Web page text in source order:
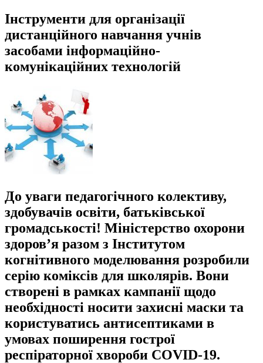
Інструменти для організації
дистанційного навчання учнів
засобами інформаційно-
комунікаційних технологій
До уваги педагогічного колективу,
здобувачів освіти, батьківської
громадськості! Міністерство охорони
здоров’я разом з Інститутом
когнітивного моделювання розробили
серію коміксів для школярів. Вони
створені в рамках кампанії щодо
необхідності носити захисні маски та
користуватись антисептиками в
умовах поширення гострої
респіраторної хвороби COVID-19.